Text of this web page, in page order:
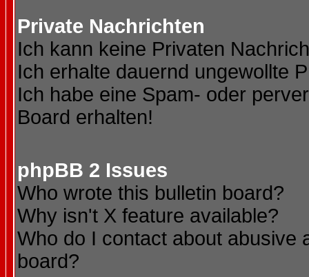
Private Nachrichten
Ich kann keine Privaten
Ich erhalte dauernd ungewollte
Ich habe eine Spam- oder
Board erhalten!
phpBB 2 Issues
Who wrote this bulletin board?
Why isn't X feature available?
Who do I contact about abusive
board?